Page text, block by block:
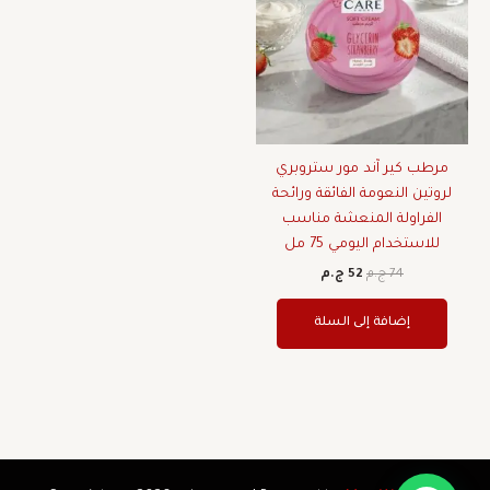
مرطب كير آند مور ستروبري
لروتين النعومة الفائقة ورائحة
الفراولة المنعشة مناسب
للاستخدام اليومي 75 مل
74 ج.م 52 ج.م
إضافة إلى السلة